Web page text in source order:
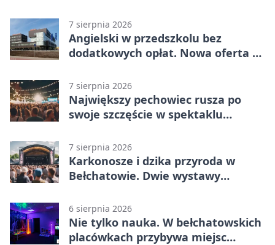
7 sierpnia 2026
Angielski w przedszkolu bez
dodatkowych opłat. Nowa oferta w
7 sierpnia 2026
Największy pechowiec rusza po
swoje szczęście w spektaklu
7 sierpnia 2026
Karkonosze i dzika przyroda w
Bełchatowie. Dwie wystawy
6 sierpnia 2026
Nie tylko nauka. W bełchatowskich
placówkach przybywa miejsc